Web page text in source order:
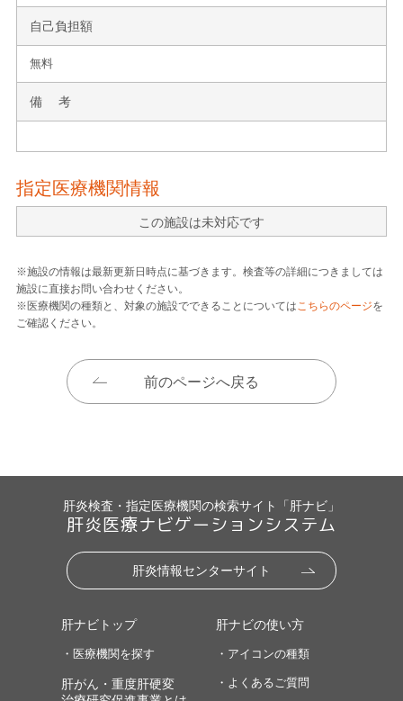
自己負担額
無料
備 考
指定医療機関情報
この施設は未対応です
※施設の情報は最新更新日時点に基づきます。検査等の詳細につきましては
施設に直接お問い合わせください。
※医療機関の種類と、対象の施設でできることについてはこちらのページを
ご確認ください。
前のページへ戻る
肝炎検査・指定医療機関の検索サイト「肝ナビ」
肝炎医療ナビゲーションシステム
肝炎情報センターサイト
肝ナビトップ
・医療機関を探す
肝がん・重度肝硬変
肝ナビの使い方
・アイコンの種類
・よくあるご質問